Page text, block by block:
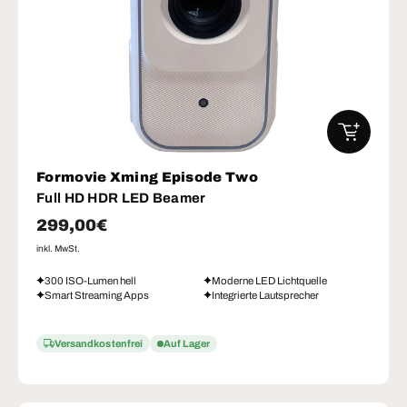
Formovie Xming Episode Two
Full HD HDR LED Beamer
Normaler Preis
299,00€
inkl. MwSt.
300 ISO-Lumen hell
Moderne LED Lichtquelle
Smart Streaming Apps
Integrierte Lautsprecher
Versandkostenfrei Auf Lager
IN DEN